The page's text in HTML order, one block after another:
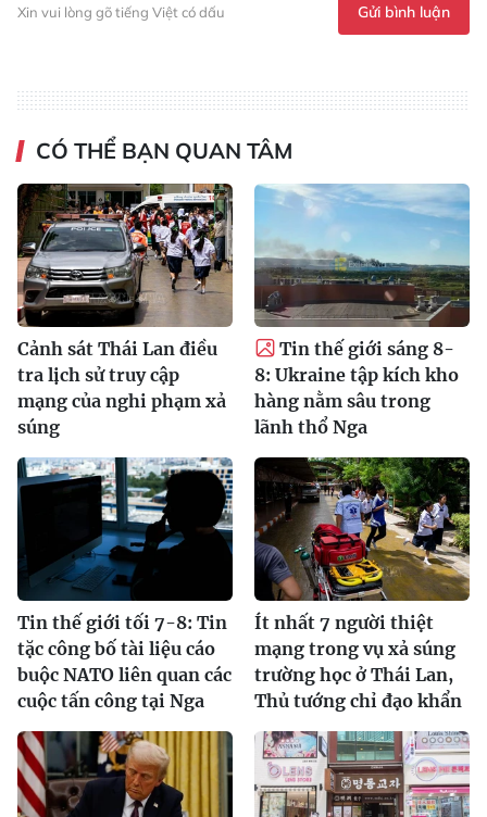
Xin vui lòng gõ tiếng Việt có dấu Gửi bình luận
CÓ THỂ BẠN QUAN TÂM
Cảnh sát Thái Lan điều
tra lịch sử truy cập
mạng của nghi phạm xả
súng
Tin thế giới sáng 8-
8: Ukraine tập kích kho
hàng nằm sâu trong
lãnh thổ Nga
Tin thế giới tối 7-8: Tin
tặc công bố tài liệu cáo
buộc NATO liên quan các
cuộc tấn công tại Nga
Ít nhất 7 người thiệt
mạng trong vụ xả súng
trường học ở Thái Lan,
Thủ tướng chỉ đạo khẩn